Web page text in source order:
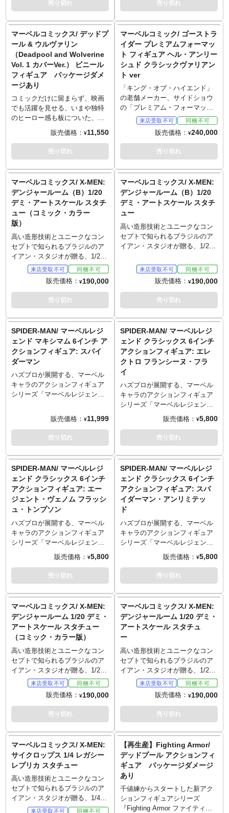
ー・ベルメホのアートがプリン
争。ドクター・オクトパスとス
パイダーマンがニューヨークの
街路を遥か眼下に激突！レンガ
の壁を突き破りながら、その巨
大な金属アームでスパイディを
捕らえようと迫るドクオク。落
下しながらもウェブを使い反撃
モードのスパイダーマン。躍動
感のある、迫力ある構成で描か
れました。
売り切れ
手首と差し替えパーツ化され、2
ラフルでポップな色合いのコス
チューム、ベルトに下げられた
ウルヴァリンのキーチェーンに
加え、足元のスケートボードに
は「X-MEN」マークが入るな
ど、造型から塗装まで納得の仕
上がり。火花のエフェクトがイ
ンパクトある台座は、LEDよる
ライトアップも内蔵！
売り切れ
マーベルコミックス/ デッドプ
ール & ウルヴァリン
（Deadpool and Wolverine
Vol. 1 カバーVer.） ビニール
フィギュア パッケージダメ
ージあり
コミックだけに留まらず、映画
でも活躍を見せる、いまや独特
のヒーロー感も板についた、第
四の壁を越えてくるおしゃべり
ヒーロー、デッドプールが、ア
メリカでは人気が高まっている
ニッコリ笑顔でお馴染みのフィ
ちらは、コミック『Deadpool
and Wolverine Vol. 1』でタイラ
ー・カークハム氏の描いたカバ
ーからインスパイアを受け、間
一髪デッドプールを担いで逃げ
るウルヴァリンと助らてもおち
ゃらけっぱなしなデッドプール
の姿を立体化！
※入荷数の減数などによりご予
約をキャンセル頂く場合や、分
納での入荷となる場合がござい
ます。またパッケージは輸送用
となりますため、パッケージに
もございます。
販売価格： ¥11,550
売り切れ
マーベルコミック/ ゴーストラ
イダー プレミアムフォーマッ
ト フィギュア ヘル・アンリー
シュド クラシックヴァリアン
ト ver
「キング・オブ・ハイエンド」
の老舗メーカー、サイドショウ
の「プレミアム・フォーマッ
ト・フィギュア」シリーズに、
ゴーストライダー（ヘル・アン
リーシュド／クラシック・ヴァ
リアント）が登場です。 『マー
ベル・コミック』に登場するゴ
さ約53cm × 全長約61cm × 幅約
36cmのスタチューとして立体
化。 クラシックなコミックのス
タイルをイメージしたヴァリア
ント仕様。炎を宿したヘッド、
レザー風のジャケットとパン
ツ、燃え盛るヘルサイクル、熱
を帯びたチェーンなど、細部に
とヘルサイクルの炎はライトア
ップ機能を搭載。 台座は、ヘル
サイクルが地面を突き抜けるイ
メージが造形されたジオラマ仕
様で、 圧倒的なクオリティと迫
レミアム・フォーマット・フィ
ギュア」シリーズ。
販売価格： ¥240,000
売り切れ
マーベルコミックス/ X-MEN:
デンジャールーム（B）1/20
デミ・アートスケール スタチ
ュー（コミック・カラー
版）
高い造形技術とユニークなコン
セプトで知られるブラジルのア
イアン・スタジオが贈る、1/20
スケールのスタチュー「デミ・
アートスケール」。恵まれし子
らの学園をはじめとするX-MEN
の本拠地にある戦闘訓練施設
「デンジャールーム」で、巨大
む、X-MENのメンバー（サンフ
ァイア、ウォーパス、ナイトク
ローラー、エンジェル、プロフ
ェッサーX、キティ・プライド
とロッキード）の姿をジオラマ
スタチューとして立体化。こち
らはコミック版のカラーを基調
としたコミック・カラー版。
販売価格： ¥190,000
売り切れ
マーベルコミックス/ X-MEN:
デンジャールーム（B）1/20
デミ・アートスケール スタチ
ュー
高い造形技術とユニークなコン
セプトで知られるブラジルのア
イアン・スタジオが贈る、1/20
アートスケール」。恵まれし子
らの学園をはじめとするX-MEN
の本拠地にある戦闘訓練施設
「デンジャールーム」で、巨大
なセンチネル相手に訓練をつ
ァイア、ウォーパス、ナイトク
ローラー、エンジェル、プロフ
ェッサーX、キティ・プライド
とロッキード）の姿をジオラマ
スタチューとして立体化。
販売価格： ¥190,000
売り切れ
SPIDER-MAN/ マーベルレジ
ェンド マキシマム 6インチ ア
クションフィギュア: スパイ
ダーマン
ハズブロが展開する、マーベル
キャラのアクションフィギュア
シリーズ「マーベルレジェン
ップし、特に可動に特化させな
がらも、そのスタイルなどの再
限度も十分で、マーベルファン
の信頼を獲得しています。
リューを追求した新シリーズ
「マーベルレジェンドマキシマ
ム」がスタートします。コミッ
クシリーズの「親愛なる隣人」
スパイディを、全高約15センチ
でアクションフィギュア化。ピ
ーター・パーカーの素顔を含む
頭部計3種、スパイダーセンス、
スト、ウェブシールドのエフェ
クトパーツ、豊富な差し替え用
ハンドパーツ、台座、ネット状
ラストなどが付属し、さまざま
なスタイルでのディスプレイ演
出が可能です。
販売価格： ¥11,999
売り切れ
SPIDER-MAN/ マーベルレジ
ェンド クラシックス 6インチ
アクションフィギュア: エレ
クトロ フランシーヌ・フラ
イ
ハズブロが展開する、マーベル
キャラのアクションフィギュア
シリーズ「マーベルレジェン
ド」。6インチを中心にラインナ
ップし、特に可動に特化させな
がらも、そのスタイルなどの再
限度も十分で、マーベルファン
の信頼を獲得しています。
た「マーベルレジェンドクラシ
ックス」から、「エレクトロ」
フランシーヌ・フライがライン
ナップです。全高約15センチの
ボディに約25箇所の可動域を擁
し、プロポーションを損なうこ
となく細部まで再現。アクセサ
リーとして差し替え用ハンドパ
販売価格： ¥5,800
売り切れ
SPIDER-MAN/ マーベルレジ
ェンド クラシックス 6インチ
アクションフィギュア: エー
ジェント・ヴェノム フラッシ
ュ・トンプソン
ハズブロが展開する、マーベル
キャラのアクションフィギュア
シリーズ「マーベルレジェン
ド」。6インチを中心にラインナ
ップし、特に可動に特化させな
がらも、そのスタイルなどの再
限度も十分で、マーベルファン
た「マーベルレジェンドクラシ
ックス」から、「エージェン
ト・ヴェノム」ことフラッシ
ュ・トンプソンがラインナップ
です。全高約15センチのボディ
に約25箇所の可動域を擁し、プ
ロポーションを損なうことなく
細部まで再現。アクセサリーと
してハンドガン、ライフル、差
し替え用頭部＆ハンドパーツな
どが付属。
販売価格： ¥5,800
売り切れ
SPIDER-MAN/ マーベルレジ
ェンド クラシックス 6インチ
アクションフィギュア: スパ
イダーマン・アンリミテッ
ド
ハズブロが展開する、マーベル
キャラのアクションフィギュア
シリーズ「マーベルレジェン
ド」。6インチを中心にラインナ
ップし、特に可動に特化させな
がらも、そのスタイルなどの再
限度も十分で、マーベルファン
た「マーベルレジェンドクラシ
ックス」から、スパイダーマ
ン・アンリミテッドがラインナ
ップです。全高約15センチのボ
ディに約25箇所の可動域を擁
し、プロポーションを損なうこ
となく細部まで再現。アクセサ
リーとして差し替え用ハンドパ
ーツなどが付属。
販売価格： ¥5,800
売り切れ
マーベルコミックス/ X-MEN:
デンジャールーム 1/20 デミ・
アートスケール スタチュー
（コミック・カラー版）
高い造形技術とユニークなコン
セプトで知られるブラジルのア
イアン・スタジオが贈る、1/20
スケールのスタチュー「デミ・
アートスケール」。恵まれし子
らの学園をはじめとするX-MEN
の本拠地にある戦闘訓練施設
「デンジャールーム」で、巨大
む、X-MENのメンバー（ウルヴ
ァリン、サイクロップス、ジー
ン・グレイ、ストーム、バンシ
ー、コロッサス）の姿をジオラ
マスタチューとして立体化。こ
ちらはコミック版のカラーを基
調としたコミック・カラー版。
販売価格： ¥190,000
売り切れ
マーベルコミックス/ X-MEN:
デンジャールーム 1/20 デミ・
アートスケール スタチュ
ー
高い造形技術とユニークなコン
セプトで知られるブラジルのア
イアン・スタジオが贈る、1/20
スケールのスタチュー「デミ・
アートスケール」。恵まれし子
らの学園をはじめとするX-MEN
の本拠地にある戦闘訓練施設
「デンジャールーム」で、巨大
む、X-MENのメンバー（ウルヴ
ァリン、サイクロップス、ジー
ン・グレイ、ストーム、バンシ
ー、コロッサス）の姿をジオラ
マスタチューとして立体化。
販売価格： ¥190,000
売り切れ
マーベルコミックス/ X-MEN:
サイクロップス 1/4 レガシー
レプリカ スタチュー
高い造形技術とユニークなコン
セプトで知られるブラジルのア
イアン・スタジオが贈る、1/4ス
ケールのスタチュー「レガシー
【再生産】Fighting Armor/
デッドプール アクションフィ
ギュア パッケージダメージ
あり
千値練からスタートした新アク
ションフィギュアシリーズ
『Fighting Armor ファイティン